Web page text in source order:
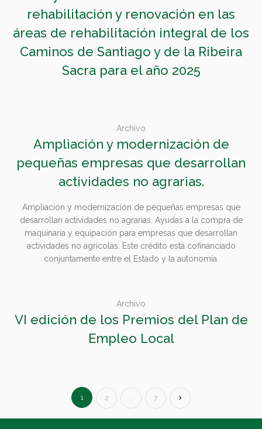
rehabilitación y renovación en las
áreas de rehabilitación integral de los
Caminos de Santiago y de la Ribeira
Sacra para el año 2025
Archivo
Ampliación y modernización de
pequeñas empresas que desarrollan
actividades no agrarias.
Ampliación y modernización de pequeñas empresas que
desarrollan actividades no agrarias. Ayudas a la compra de
maquinaria y equipación para empresas que desarrollan
actividades no agrícolas. Este crédito está cofinanciado
conjuntamente entre el Estado y la autonomía.
Archivo
VI edición de los Premios del Plan de
Empleo Local
1 2 7